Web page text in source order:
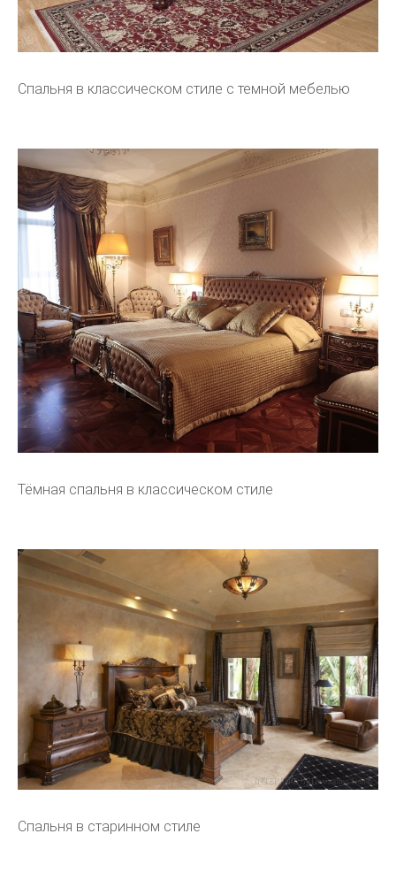
Спальня в классическом стиле с темной мебелью
Тёмная спальня в классическом стиле
Спальня в старинном стиле